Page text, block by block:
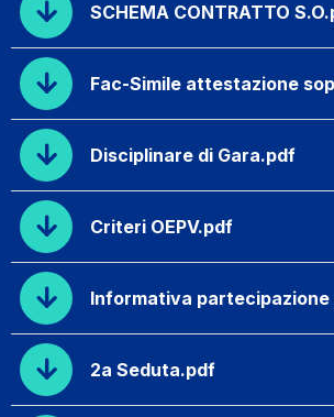
SCHEMA CONTRATTO
Fac-Simile attestazione
Disciplinare di Gara.pdf
Criteri OEPV.pdf
Informativa partecipazione
2a Seduta.pdf